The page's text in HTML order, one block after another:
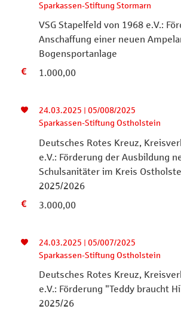
Sparkassen-Stiftung Stormarn
VSG Stapelfeld von 1968 e.V.:
Anschaffung einer neuen
Bogensportanlage
1.000,00
24.03.2025 | 05/008/2025
Sparkassen-Stiftung Ostholstein
Deutsches Rotes Kreuz,
e.V.: Förderung der Ausbildung
Schulsanitäter im Kreis
2025/2026
3.000,00
24.03.2025 | 05/007/2025
Sparkassen-Stiftung Ostholstein
Deutsches Rotes Kreuz,
e.V.: Förderung "Teddy braucht
2025/26